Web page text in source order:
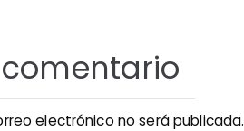
electrónico no será publicada.